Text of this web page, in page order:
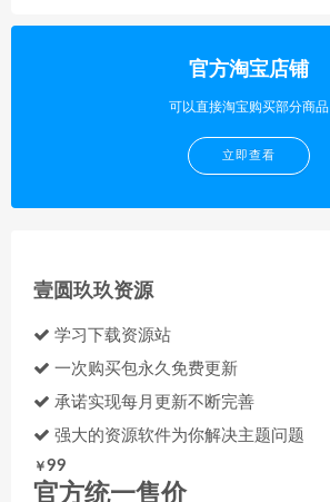
官方淘宝店铺
可以直接淘宝购买部分商品
立即查看
壹圆玖玖资源
学习下载资源站
一次购买包永久免费更新
承诺实现每月更新不断完善
强大的资源软件为你解决主题问题
￥99
官方统一售价